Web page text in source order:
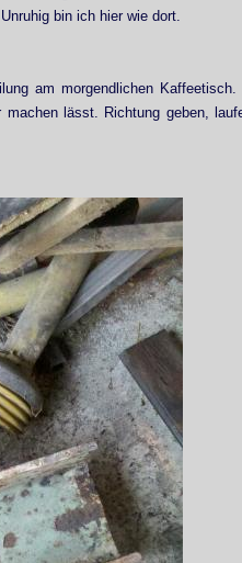
bin ich hier wie dort.
am morgendlichen
lässt. Richtung geben,